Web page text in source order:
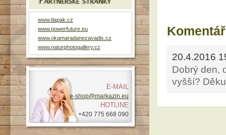
20.4.2016
Dobrý den,
vyšší?
www.tlapak.cz
www.powerfuture.eu
www.okamaradanezavadis.cz
www.naturphotogallery.cz
E-MAIL
e-shop@markazin.eu
HOTLINE
+420 775 668 090